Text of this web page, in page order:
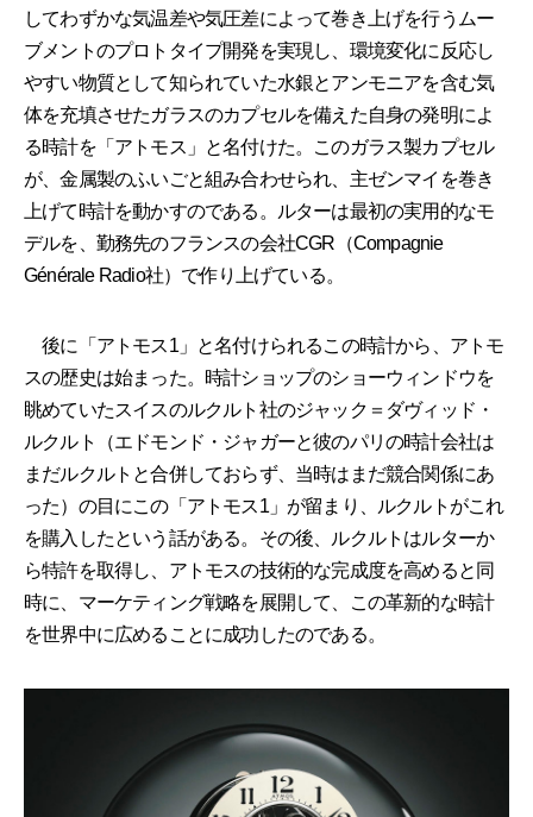
してわずかな気温差や気圧差によって巻き上げを行うムー
ブメントのプロトタイプ開発を実現し、環境変化に反応し
やすい物質として知られていた水銀とアンモニアを含む気
体を充填させたガラスのカプセルを備えた自身の発明によ
る時計を「アトモス」と名付けた。このガラス製カプセル
が、金属製のふいごと組み合わせられ、主ゼンマイを巻き
上げて時計を動かすのである。ルターは最初の実用的なモ
デルを、勤務先のフランスの会社CGR（Compagnie
Générale Radio社）で作り上げている。
後に「アトモス1」と名付けられるこの時計から、アトモ
スの歴史は始まった。時計ショップのショーウィンドウを
眺めていたスイスのルクルト社のジャック＝ダヴィッド・
ルクルト（エドモンド・ジャガーと彼のパリの時計会社は
まだルクルトと合併しておらず、当時はまだ競合関係にあ
った）の目にこの「アトモス1」が留まり、ルクルトがこれ
を購入したという話がある。その後、ルクルトはルターか
ら特許を取得し、アトモスの技術的な完成度を高めると同
時に、マーケティング戦略を展開して、この革新的な時計
を世界中に広めることに成功したのである。